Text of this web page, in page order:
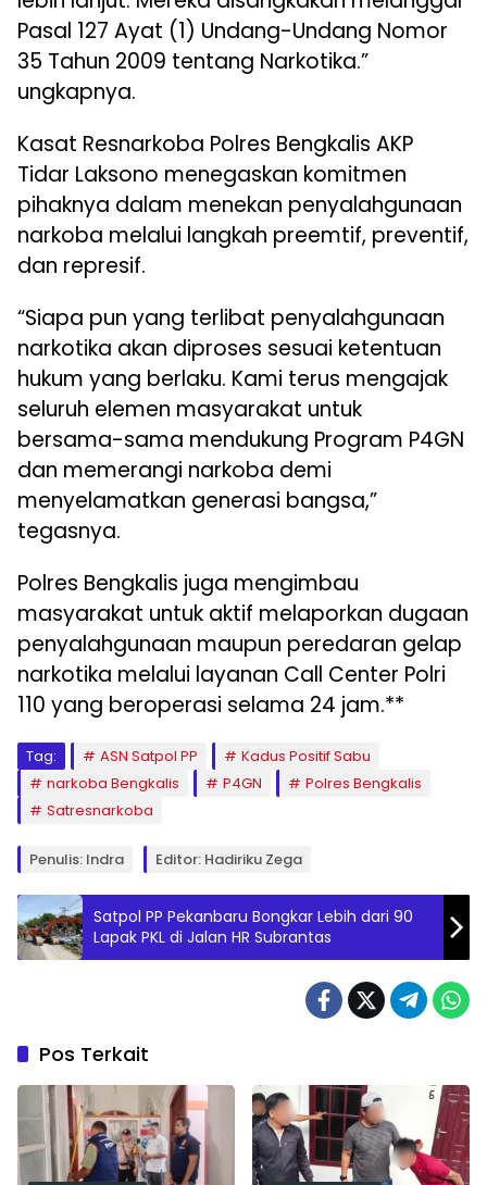
Pasal 127 Ayat (1) Undang-Undang Nomor
35 Tahun 2009 tentang Narkotika.”
ungkapnya.
Kasat Resnarkoba Polres Bengkalis AKP
Tidar Laksono menegaskan komitmen
pihaknya dalam menekan penyalahgunaan
narkoba melalui langkah preemtif, preventif,
dan represif.
“Siapa pun yang terlibat penyalahgunaan
narkotika akan diproses sesuai ketentuan
hukum yang berlaku. Kami terus mengajak
seluruh elemen masyarakat untuk
bersama-sama mendukung Program P4GN
dan memerangi narkoba demi
menyelamatkan generasi bangsa,”
tegasnya.
Polres Bengkalis juga mengimbau
masyarakat untuk aktif melaporkan dugaan
penyalahgunaan maupun peredaran gelap
narkotika melalui layanan Call Center Polri
110 yang beroperasi selama 24 jam.**
Tag: ASN Satpol PP
Kadus Positif Sabu
narkoba Bengkalis
P4GN
Polres Bengkalis
Satresnarkoba
Penulis: Indra Editor: Hadiriku Zega
Satpol PP Pekanbaru Bongkar Lebih dari 90
Lapak PKL di Jalan HR Subrantas
Pos Terkait